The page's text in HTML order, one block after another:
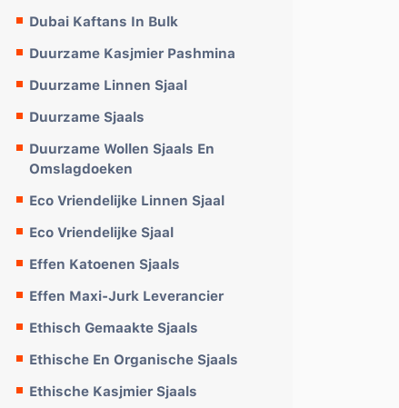
Dubai Kaftans In Bulk
Duurzame Kasjmier Pashmina
Duurzame Linnen Sjaal
Duurzame Sjaals
Duurzame Wollen Sjaals En
Omslagdoeken
Eco Vriendelijke Linnen Sjaal
Eco Vriendelijke Sjaal
Effen Katoenen Sjaals
Effen Maxi-Jurk Leverancier
Ethisch Gemaakte Sjaals
Ethische En Organische Sjaals
Ethische Kasjmier Sjaals